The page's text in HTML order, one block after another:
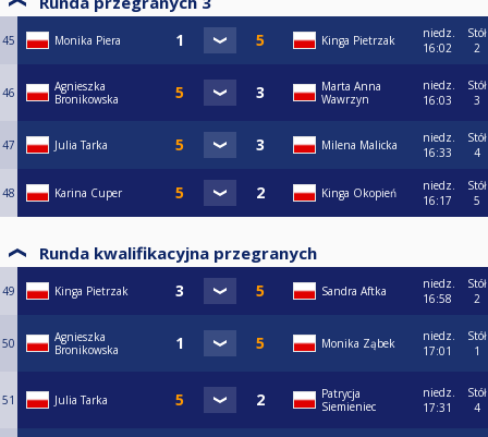
45 Monika Piera Kinga Pietrzak
niedz.
16:02
Stół
2
46
Agnieszka
Bronikowska
Marta Anna
Wawrzyn
niedz.
16:03
Stół
3
47 Julia Tarka Milena Malicka
niedz.
16:33
Stół
4
48 Karina Cuper Kinga Okopień
niedz.
16:17
Stół
5
Runda kwalifikacyjna przegranych
49 Kinga Pietrzak Sandra Aftka
niedz.
16:58
Stół
2
50
Agnieszka
Bronikowska
Monika Ząbek
niedz.
17:01
Stół
1
51 Julia Tarka
Patrycja
Siemieniec
niedz.
17:31
Stół
4